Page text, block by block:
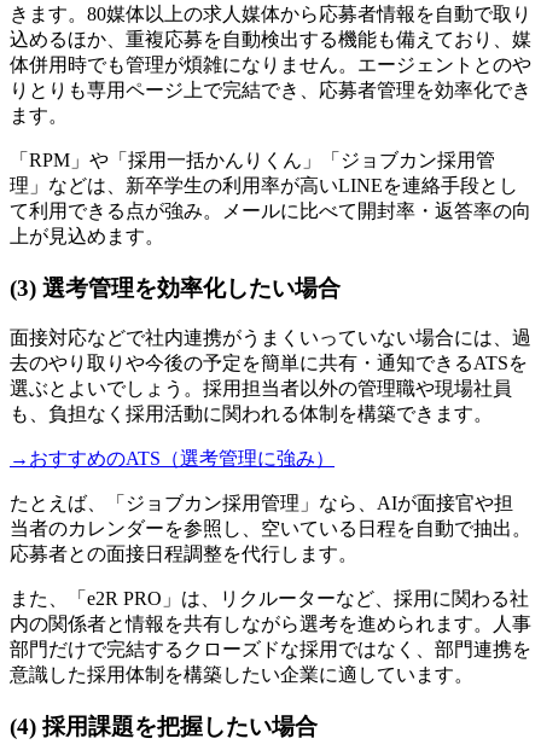
きます。80媒体以上の求人媒体から応募者情報を自動で取り
込めるほか、重複応募を自動検出する機能も備えており、媒
体併用時でも管理が煩雑になりません。エージェントとのや
りとりも専用ページ上で完結でき、応募者管理を効率化でき
ます。
「RPM」や「採用一括かんりくん」「ジョブカン採用管
理」などは、新卒学生の利用率が高いLINEを連絡手段とし
て利用できる点が強み。メールに比べて開封率・返答率の向
上が見込めます。
(3) 選考管理を効率化したい場合
面接対応などで社内連携がうまくいっていない場合には、過
去のやり取りや今後の予定を簡単に共有・通知できるATSを
選ぶとよいでしょう。採用担当者以外の管理職や現場社員
も、負担なく採用活動に関われる体制を構築できます。
→おすすめのATS（選考管理に強み）
たとえば、「ジョブカン採用管理」なら、AIが面接官や担
当者のカレンダーを参照し、空いている日程を自動で抽出。
応募者との面接日程調整を代行します。
また、「e2R PRO」は、リクルーターなど、採用に関わる社
内の関係者と情報を共有しながら選考を進められます。人事
部門だけで完結するクローズドな採用ではなく、部門連携を
意識した採用体制を構築したい企業に適しています。
(4) 採用課題を把握したい場合